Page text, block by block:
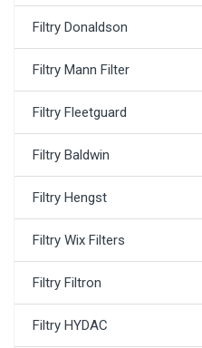
Filtry Donaldson
Filtry Mann Filter
Filtry Fleetguard
Filtry Baldwin
Filtry Hengst
Filtry Wix Filters
Filtry Filtron
Filtry HYDAC